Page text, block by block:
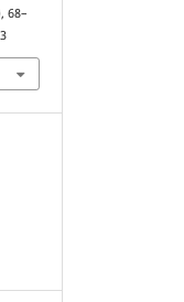
68–